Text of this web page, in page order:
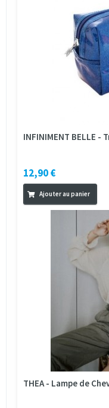
INFINIMENT BELLE
12,90 €
Ajouter au panier
THEA - Lampe de